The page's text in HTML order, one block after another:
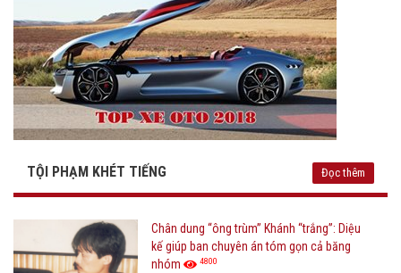
TỘI PHẠM KHÉT TIẾNG Đọc thêm
Chân dung “ông trùm” Khánh “trắng”: Diệu
kế giúp ban chuyên án tóm gọn cả băng
nhóm
4800